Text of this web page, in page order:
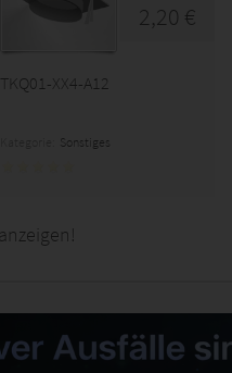
2,20 €
TKQ01-XX4-A12
Sonstiges